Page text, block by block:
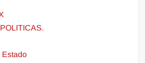
Estado